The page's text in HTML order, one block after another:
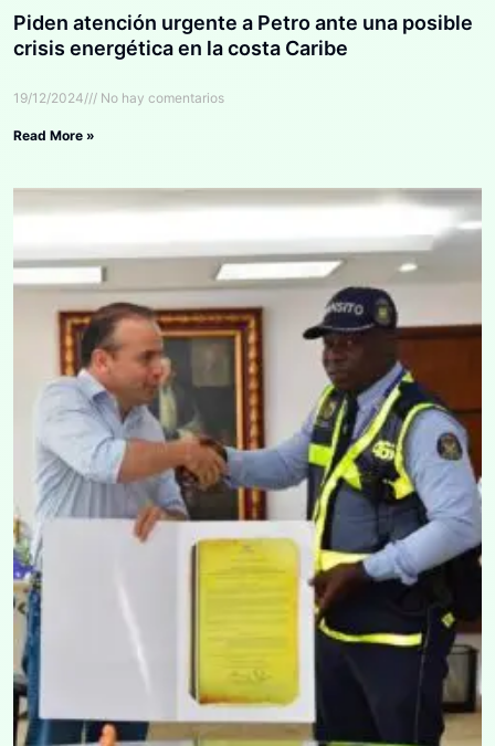
Piden atención urgente a Petro ante una posible
crisis energética en la costa Caribe
19/12/2024 No hay comentarios
Read More »